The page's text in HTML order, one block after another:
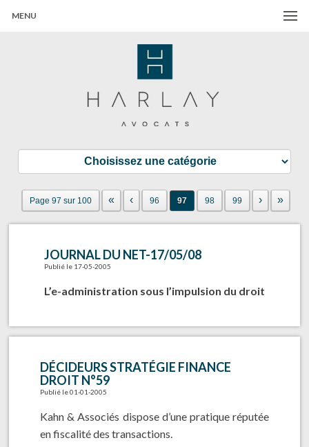
MENU
Page 97 sur 100 « ‹ 96 97 98 99 › »
JOURNAL DU NET-17/05/08
Publié le 17-05-2005
L’e-administration sous l’impulsion du droit
DÉCIDEURS STRATÉGIE FINANCE
DROIT N°59
Publié le 01-01-2005
Kahn & Associés dispose d’une pratique réputée
en fiscalité des transactions.